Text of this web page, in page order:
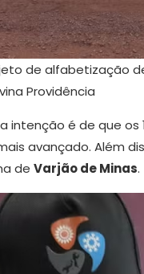
de alfabetização
Providência
intenção é de que
avançado. Além
de Varjão de Minas.